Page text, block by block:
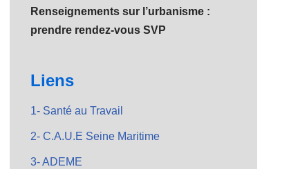
Renseignements sur l’urbanisme :
prendre rendez-vous SVP
Liens
1- Santé au Travail
2- C.A.U.E Seine Maritime
3- ADEME